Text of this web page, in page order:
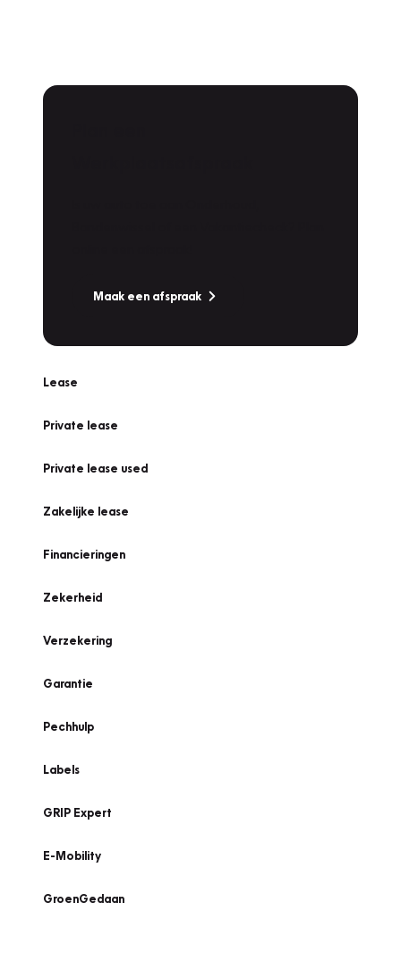
Maak een afspraak
Lease
Private lease
Private lease used
Zakelijke lease
Financieringen
Zekerheid
Verzekering
Garantie
Pechhulp
Labels
GRIP Expert
E-Mobility
GroenGedaan